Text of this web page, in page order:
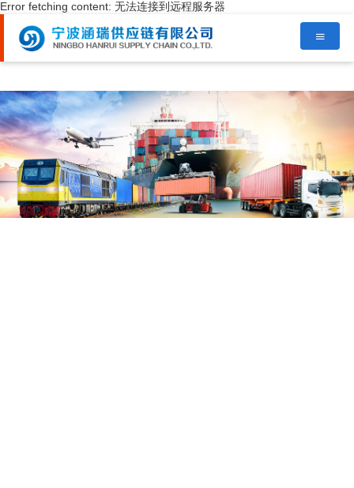
Error fetching content: 无法连接到远程服务器